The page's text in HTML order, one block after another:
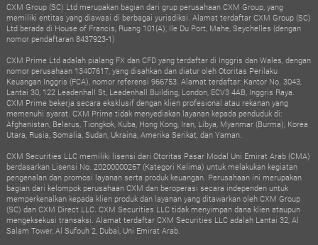
CXM Group (SC) Ltd merupakan bagian dari grup perusahaan CXM Group, yang
memiliki entitas yang diawasi di berbagai yurisdiksi. Alamat terdaftar CXM Group (SC)
Ltd berada di House of Francis, Ruang 101(A), Ile Du Port, Mahe, Seychelles (dengan
nomor pendaftaran 8437923-1)
CXM Prime Ltd adalah pialang FX dan CFD yang terdaftar di Inggris dan Wales, dengan
nomor perusahaan 13407617, yang disahkan dan diatur oleh Otoritas Perilaku
Keuangan Inggris (FCA), nomor referensi 966753. Alamat terdaftar: Kantor No. 3043,
Lantai 30, 122 Leadenhall St, Leadenhall Building, London, ECV3 4AB, Inggris Raya.
CXM Prime bekerja secara eksklusif dengan klien profesional atau rekanan yang
memenuhi syarat. CXM Prime tidak menyediakan layanan kepada penduduk di:
Afghanistan, Belarus, Tiongkok, Kuba, Hong Kong, Iran, Libya, Myanmar (Burma), Korea
Utara, Rusia, Somalia, Sudan, Ukraina, Amerika Serikat, dan Yaman.
CXM Securities LLC memiliki lisensi dari Otoritas Pasar Modal Uni Emirat Arab (CMA)
berdasarkan Lisensi No. 20200000267 (Kategori Kelima) untuk melakukan kegiatan
pengenalan dan promosi layanan serta produk keuangan. Perusahaan ini merupakan
bagian dari kelompok perusahaan CXM dan beroperasi secara independen untuk
memperkenalkan kepada klien produk dan layanan yang ditawarkan oleh CXM Group
(SC) dan CXM Direct LLC. CXM Securities LLC tidak menyimpan dana klien ataupun
mengeksekusi transaksi. Alamat terdaftar CXM Securities LLC adalah Lantai 32, Al
Salam Tower, Al Sufouh 2, Dubai, Uni Emirat Arab.